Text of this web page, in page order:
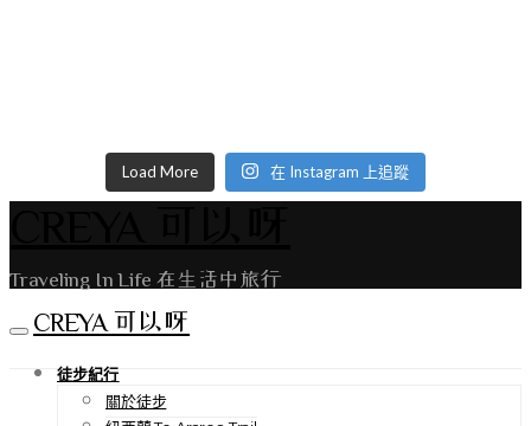
Load More 在 Instagram 上追蹤
Traveling In Life 在生活中旅行
CREYA 可以呀
徒步紀行
關於徒步